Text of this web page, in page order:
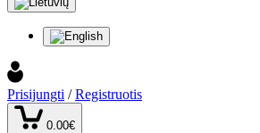
Prisijungti / Registruotis
0.00€